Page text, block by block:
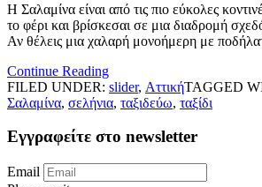
Η Σαλαμίνα είναι από τις πιο εύκολες
το φέρι και βρίσκεσαι σε μια διαδρομή
Αν θέλεις μια χαλαρή μονοήμερη με
Continue Reading
FILED UNDER: slider, ΑττικήTAGGED
Σαλαμίνα, σελήνια, ταξιδεύω, ταξίδι
Εγγραφείτε στο newsletter
Email